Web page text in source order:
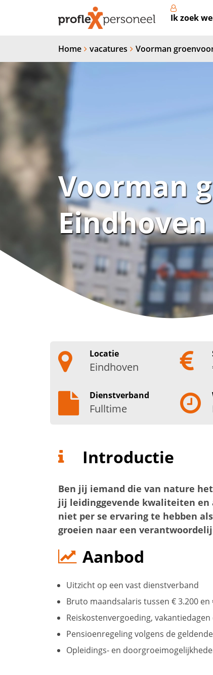
Ik zoek
Home vacatures Voorman
Voorman
Eindhoven
Locatie
Eindhoven
Dienstverband
Fulltime
Introductie
Ben jij iemand die van nature
jij leidinggevende kwaliteiten
niet per se ervaring te hebben
groeien naar een
Aanbod
Uitzicht op een vast dienstverband
Bruto maandsalaris tussen € 3.200 en
Reiskostenvergoeding, vakantiedagen
Pensioenregeling volgens de
Opleidings- en